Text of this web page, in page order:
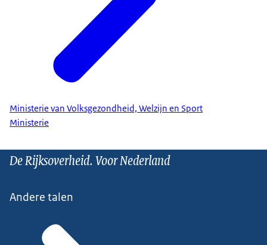
Ministerie van Volksgezondheid, Welzijn en Sport
Ministerie
De Rijksoverheid. Voor Nederland
Andere talen